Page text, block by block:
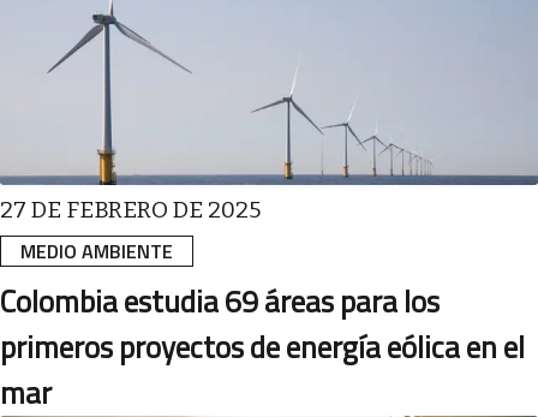
MEDIO AMBIENTE
27 DE FEBRERO DE 2025
Colombia estudia 69 áreas para los
primeros proyectos de energía eólica en el
mar